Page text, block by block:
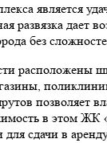
является
развязка дает
без
расположены
позволяет
в этом ЖК
сдачи в